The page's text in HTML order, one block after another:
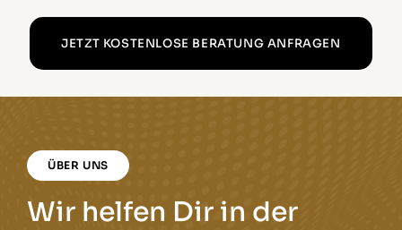
JETZT KOSTENLOSE BERATUNG ANFRAGEN
ÜBER UNS
Wir helfen Dir in der